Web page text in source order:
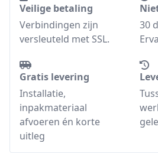
Veilige betaling
Verbindingen zijn
versleuteld met SSL.
30
Gratis levering
Installatie,
inpakmateriaal
afvoeren én korte
uitleg